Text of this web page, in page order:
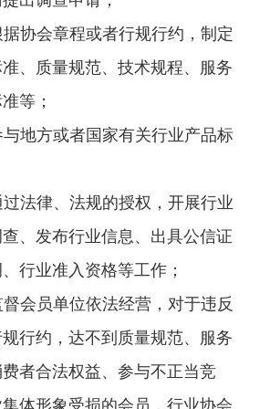
据协会章程或者行规行约，制定
、质量规范、技术规程、服务
等；
与地方或者国家有关行业产品标
过法律、法规的授权，开展行业
、发布行业信息、出具公信证
行业准入资格等工作；
督会员单位依法经营，对于违反
行约，达不到质量规范、服务
者合法权益、参与不正当竞